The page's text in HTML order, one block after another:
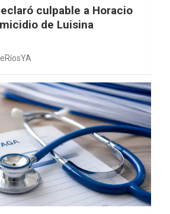
culpable a Horacio
de Luisina